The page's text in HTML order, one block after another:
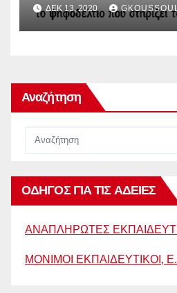
ΔΕΚ 13, 2020
Αναζήτηση
ΟΔΗΓΟΣ ΓΙΑ ΤΙΣ ΑΔΕΙΕΣ
ΑΝΑΠΛΗΡΩΤΕΣ
ΜΟΝΙΜΟΙ ΕΚΠΑΙΔΕΥΤΙΚΟΙ,